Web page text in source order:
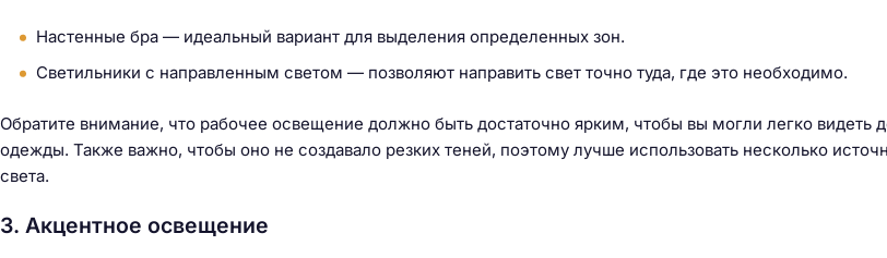
Настенные бра — идеальный вариант для выделения определенных зон.
Светильники с направленным светом — позволяют направить свет точно туда, где это необходимо.
Обратите внимание, что рабочее освещение должно быть достаточно ярким, чтобы вы могли легко видеть
одежды. Также важно, чтобы оно не создавало резких теней, поэтому лучше использовать несколько
света.
3. Акцентное освещение